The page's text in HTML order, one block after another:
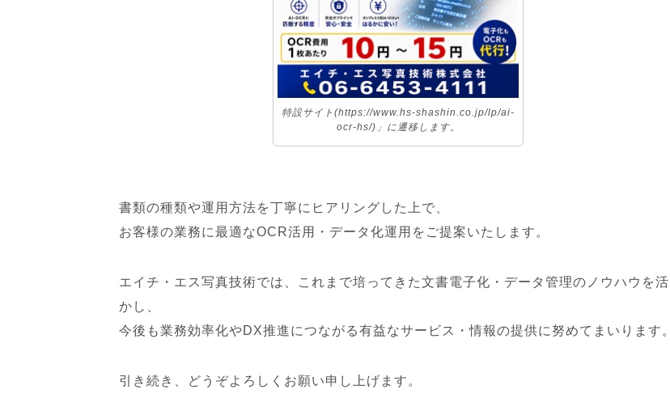
特設サイト(https://www.hs-shashin.co.jp/lp/ai-
ocr-hs/)」に遷移します。
書類の種類や運用方法を丁寧にヒアリングした上で、
お客様の業務に最適なOCR活用・データ化運用をご提案いたします。
エイチ・エス写真技術では、これまで培ってきた文書電子化・データ管理のノウハウを活
かし、
今後も業務効率化やDX推進につながる有益なサービス・情報の提供に努めてまいります。
引き続き、どうぞよろしくお願い申し上げます。